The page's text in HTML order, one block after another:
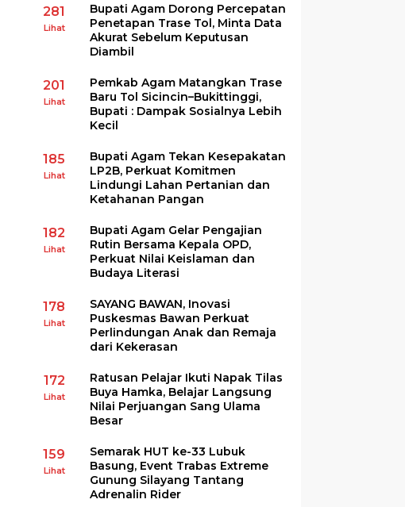
281
Lihat
Bupati Agam Dorong Percepatan
Penetapan Trase Tol, Minta Data
Akurat Sebelum Keputusan
Diambil
201
Lihat
Pemkab Agam Matangkan Trase
Baru Tol Sicincin–Bukittinggi,
Bupati : Dampak Sosialnya Lebih
Kecil
185
Lihat
Bupati Agam Tekan Kesepakatan
LP2B, Perkuat Komitmen
Lindungi Lahan Pertanian dan
Ketahanan Pangan
182
Lihat
Bupati Agam Gelar Pengajian
Rutin Bersama Kepala OPD,
Perkuat Nilai Keislaman dan
Budaya Literasi
178
Lihat
SAYANG BAWAN, Inovasi
Puskesmas Bawan Perkuat
Perlindungan Anak dan Remaja
dari Kekerasan
172
Lihat
Ratusan Pelajar Ikuti Napak Tilas
Buya Hamka, Belajar Langsung
Nilai Perjuangan Sang Ulama
Besar
159
Lihat
Semarak HUT ke-33 Lubuk
Basung, Event Trabas Extreme
Gunung Silayang Tantang
Adrenalin Rider